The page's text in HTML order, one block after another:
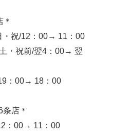
＊
・祝/12：00→ 11：00
・祝前/翌4：00→ 翌
：00→ 18：00
店＊
：00→ 11：00